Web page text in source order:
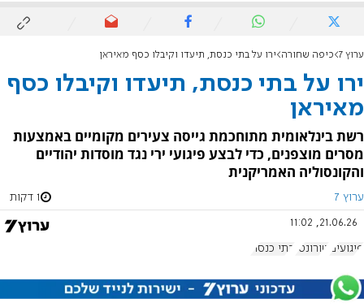
ערוץ 7 כיפה שחורה ירו על בתי כנסת, תיעדו וקיבלו כסף מאיראן
ירו על בתי כנסת, תיעדו וקיבלו כסף
מאיראן
רשת בינלאומית מתוחכמת גייסה צעירים מקומיים באמצעות
מסרים מוצפנים, כדי לבצע פיגועי ירי נגד מוסדות יהודיים
והקונסוליה האמריקנית
ערוץ 7 1 דקות
21.06.26, 11:02
פיגועים טורונטו בתי כנסת